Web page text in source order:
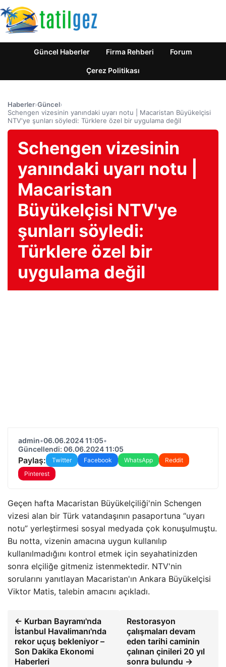
Güncel Haberler Firma Rehberi Forum
Çerez Politikası
Haberler›Güncel›
Schengen vizesinin yanındaki uyarı notu | Macaristan Büyükelçisi
NTV'ye şunları söyledi: Türklere özel bir uygulama değil
Schengen vizesinin
yanındaki uyarı notu |
Macaristan
Büyükelçisi NTV'ye
şunları söyledi:
Türklere özel bir
uygulama değil
admin•06.06.2024 11:05•
Güncellendi: 06.06.2024 11:05
Paylaş: Twitter Facebook WhatsApp
Reddit
Pinterest
Geçen hafta Macaristan Büyükelçiliği'nin Schengen
vizesi alan bir Türk vatandaşının pasaportuna “uyarı
notu” yerleştirmesi sosyal medyada çok konuşulmuştu.
Bu notta, vizenin amacına uygun kullanılıp
kullanılmadığını kontrol etmek için seyahatinizden
sonra elçiliğe gitmeniz istenmektedir. NTV'nin
sorularını yanıtlayan Macaristan'ın Ankara Büyükelçisi
Viktor Matis, talebin amacını açıkladı.
← Kurban Bayramı'nda
İstanbul Havalimanı'nda
rekor uçuş bekleniyor –
Son Dakika Ekonomi
Haberleri
Restorasyon
çalışmaları devam
eden tarihi caminin
çalınan çinileri 20 yıl
sonra bulundu →